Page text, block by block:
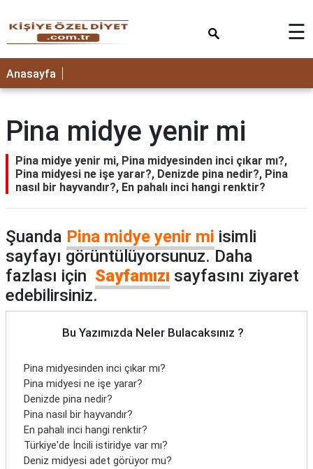
ANASAYFA
☰
Anasayfa
Pina midye yenir mi
Pina midye yenir mi, Pina midyesinden inci çıkar mı?,
Pina midyesi ne işe yarar?, Denizde pina nedir?, Pina
nasıl bir hayvandır?, En pahalı inci hangi renktir?
Şuanda Pina midye yenir mi isimli
sayfayı görüntülüyorsunuz. Daha
fazlası için Sayfamızı sayfasını ziyaret
edebilirsiniz.
Bu Yazımızda Neler Bulacaksınız ?
Pina midyesinden inci çıkar mı?
Pina midyesi ne işe yarar?
Denizde pina nedir?
Pina nasıl bir hayvandır?
En pahalı inci hangi renktir?
Türkiye'de İncili istiridye var mı?
Deniz midyesi adet görüyor mu?